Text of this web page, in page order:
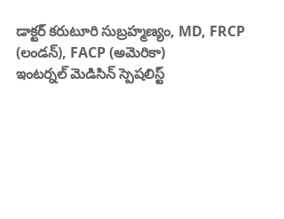
డాక్టర్ కరుటూరి సుబ్రహ్మణ్యం, MD, FRCP
(లండన్), FACP (అమెరికా)
ఇంటర్నల్ మెడిసిన్ స్పెషలిస్ట్